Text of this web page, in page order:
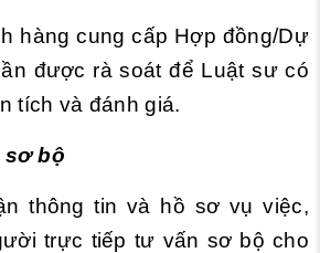
hàng cung cấp Hợp đồng/Dự
được rà soát để Luật sư có
tích và đánh giá.
sơ bộ
thông tin và hồ sơ vụ việc,
trực tiếp tư vấn sơ bộ cho